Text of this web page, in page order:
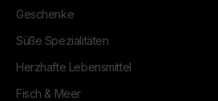
Geschenke
Süße Spezialitäten
Herzhafte Lebensmittel
Fisch & Meer